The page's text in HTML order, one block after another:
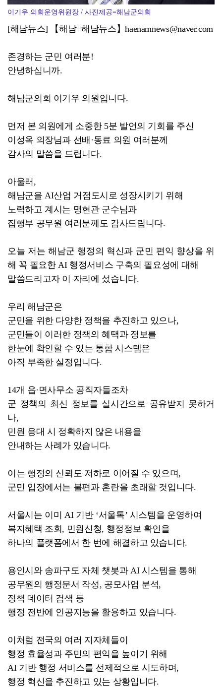
이기우 의회운영위원장 / 사진제공=해남군의회
[해남뉴스] 【해남=해남뉴스】haenamnews@naver.com
존경하는 군민 여러분!
안녕하십니까.
해남군의회 이기우 의원입니다.
먼저 본 의원에게 소중한 5분 발언의 기회를 주신
이성옥 의장님과 선배·동료 의원 여러분께
감사의 말씀을 드립니다.
아울러,
해남군을 AI산업 거점도시로 성장시키기 위해
노력하고 계시는 명현관 군수님과
집행부 공무원 여러분께도 감사드립니다.
오늘 저는 해남군 행정의 혁신과 군민 편익 향상을 위
해 꼭 필요한 AI 행정서비스 구축의 필요성에 대해
말씀드리고자 이 자리에 섰습니다.
우리 해남군은
군민을 위한 다양한 정책을 추진하고 있으나,
군민들이 이러한 정책의 혜택과 정보를
한눈에 확인할 수 있는 통합 시스템은
아직 부족한 실정입니다.
14개 읍·면사무소 공직자들조차
군 정책의 최신 정보를 실시간으로 공유받지 못하거
나,
민원 응대 시 정확하지 않은 내용을
안내하는 사례가 있습니다.
이는 행정의 신뢰도 저하로 이어질 수 있으며,
군민 입장에서는 불편과 혼란을 초래할 것입니다.
서울시는 이미 AI 기반 ‘서울톡’ 시스템을 운영하여
복지혜택 조회, 민원신청, 행정정보 확인을
하나의 플랫폼에서 한 번에 해결하고 있습니다.
용인시와 송파구도 자체 챗봇과 AI 시스템을 통해
공무원의 행정문서 작성, 공모사업 분석,
정책 데이터 검색 등
행정 전반에 인공지능을 활용하고 있습니다.
이처럼 전국의 여러 지자체들이
행정 효율성과 주민의 편익을 높이기 위해
AI 기반 행정 서비스를 선제적으로 시도하며,
행정 혁신을 추진하고 있는 상황입니다.